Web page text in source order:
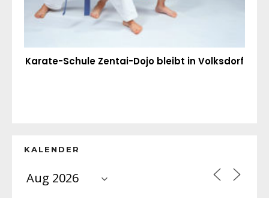
Karate-Schule Zentai-Dojo bleibt in Volksdorf
KALENDER